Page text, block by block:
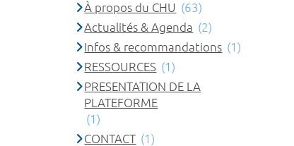
À propos du CHU (63)
Actualités & Agenda (2)
Infos & recommandations (1)
RESSOURCES (1)
PRESENTATION DE LA
PLATEFORME
(1)
CONTACT (1)